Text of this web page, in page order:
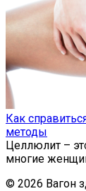
Как
методы
Целлюлит –
многие
© 2026 Вагон